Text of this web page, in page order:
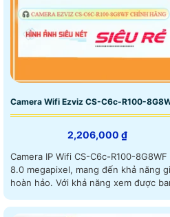
Camera Wifi Ezviz CS-C6c-R100-
2,206,000 ₫
Camera IP Wifi CS-C6c-R100-
8.0 megapixel, mang đến khả năng
hoàn hảo. Với khả năng xem